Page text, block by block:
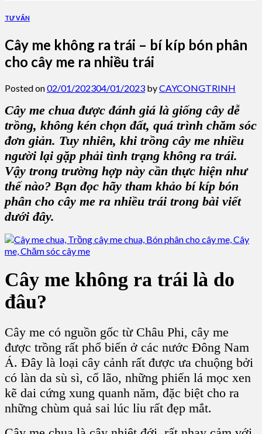
TƯ VẤN
Cây me không ra trái – bí kíp bón phân
cho cây me ra nhiều trái
Posted on02/01/202304/01/2023 byCAYCONGTRINH
Cây me chua được đánh giá là giống cây dễ
trồng, không kén chọn đất, quá trình chăm sóc
đơn giản. Tuy nhiên, khi trồng cây me nhiều
người lại gặp phải tình trạng không ra trái.
Vậy trong trường hợp này cần thực hiện như
thế nào? Bạn đọc hãy tham khảo bí kíp bón
phân cho cây me ra nhiều trái trong bài viết
dưới đây.
Cây me không ra trái là do
đâu?
Cây me có nguồn gốc từ Châu Phi, cây me
được trồng rất phổ biến ở các nước Đông Nam
Á. Đây là loại cây cảnh rất được ưa chuộng bởi
có làn da sù sì, cổ lão, những phiến lá mọc xen
kẽ dai cứng xung quanh năm, đặc biệt cho ra
những chùm quả sai lúc lỉu rất đẹp mắt.